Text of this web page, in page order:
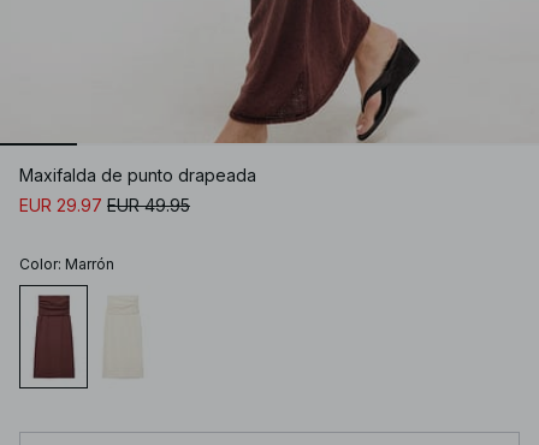
Maxifalda de punto drapeada
EUR 29.97 EUR 49.95
Color: Marrón